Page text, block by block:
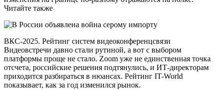
Читайте также
ВКС-2025. Рейтинг систем видеоконференцсвязи
Видеовстречи давно стали рутиной, а вот с выбором
платформы проще не стало. Zoom уже не единственная точка
отсчета, российские решения подтянулись, и ИТ-директорам
приходится разбираться в нюансах. Рейтинг IT-World
показывает, как за год изменился рынок.